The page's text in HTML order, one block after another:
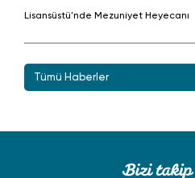
Lisansüstü'nde Mezuniyet Heyecanı
Tümü Haberler